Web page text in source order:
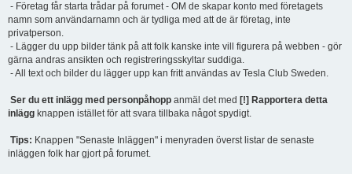
- Företag får starta trådar på forumet - OM de skapar konto med företagets
namn som användarnamn och är tydliga med att de är företag, inte
privatperson.
- Lägger du upp bilder tänk på att folk kanske inte vill figurera på webben - gör
gärna andras ansikten och registreringsskyltar suddiga.
- All text och bilder du lägger upp kan fritt användas av Tesla Club Sweden.
Ser du ett inlägg med personpåhopp anmäl det med [!] Rapportera detta
inlägg knappen istället för att svara tillbaka något spydigt.
Tips: Knappen "Senaste Inläggen" i menyraden överst listar de senaste
inläggen folk har gjort på forumet.